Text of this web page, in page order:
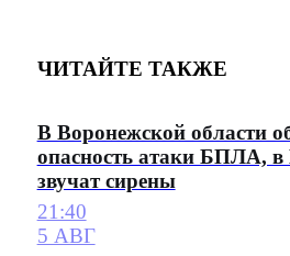
ЧИТАЙТЕ ТАКЖЕ
В Воронежской области
опасность атаки БПЛА, в
звучат сирены
21:40
5 АВГ